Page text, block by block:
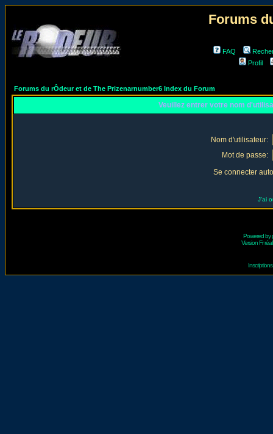
Forums
FAQ
Profil
Forums du rÔdeur et de The Prizenarnumber6 Index du Forum
Veuillez entrer votre nom
Nom d'utilisateur:
Mot de passe:
Se connecter
J'ai
Powered by
Version Fr